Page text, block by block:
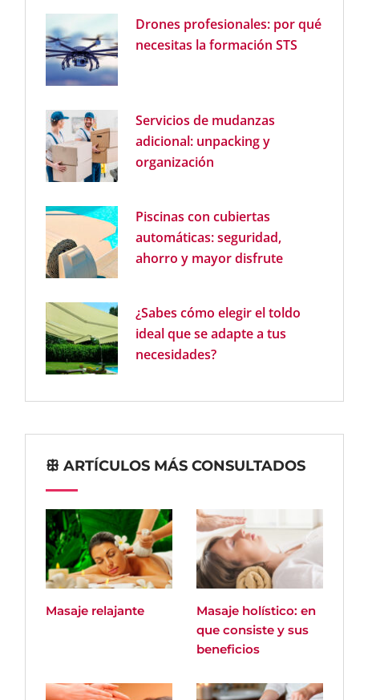
Drones profesionales: por qué
necesitas la formación STS
Servicios de mudanzas
adicional: unpacking y
organización
Piscinas con cubiertas
automáticas: seguridad,
ahorro y mayor disfrute
¿Sabes cómo elegir el toldo
ideal que se adapte a tus
necesidades?
ꕥ ARTÍCULOS MÁS CONSULTADOS
Masaje relajante
Masaje holístico: en
que consiste y sus
beneficios